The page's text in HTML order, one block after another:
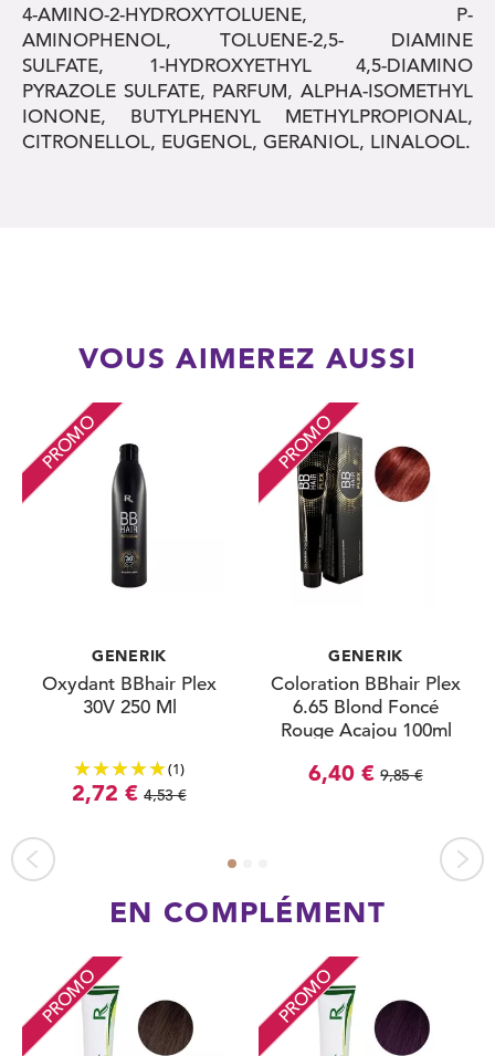
4-AMINO-2-HYDROXYTOLUENE, P-
AMINOPHENOL, TOLUENE-2,5- DIAMINE
SULFATE, 1-HYDROXYETHYL 4,5-DIAMINO
PYRAZOLE SULFATE, PARFUM, ALPHA-ISOMETHYL
IONONE, BUTYLPHENYL METHYLPROPIONAL,
CITRONELLOL, EUGENOL, GERANIOL, LINALOOL.
VOUS AIMEREZ AUSSI
PROMO
GENERIK
Oxydant BBhair Plex
30V 250 Ml
(1)
2,72 € 4,53 €
PROMO
GENERIK
Coloration BBhair Plex
6.65 Blond Foncé
Rouge Acajou 100ml
6,40 € 9,85 €
EN COMPLÉMENT
PROMO PROMO